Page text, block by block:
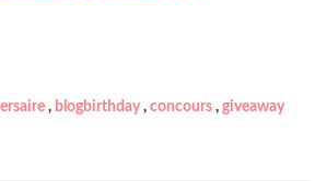
, blogbirthday , concours , giveaway